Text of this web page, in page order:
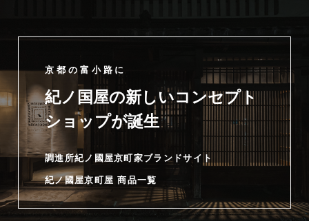
京都の富小路に
紀ノ国屋の新しいコンセプト
ショップが誕生
調進所紀ノ國屋京町家ブランドサイト
紀ノ國屋京町屋 商品一覧